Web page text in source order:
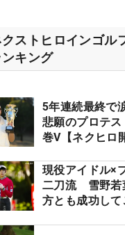
ストヒロインゴル
キング
5年連続最終で
悲願のプロテ
巻V【ネクヒロ
現役アイドル×
二刀流 雪野若
方とも成功して